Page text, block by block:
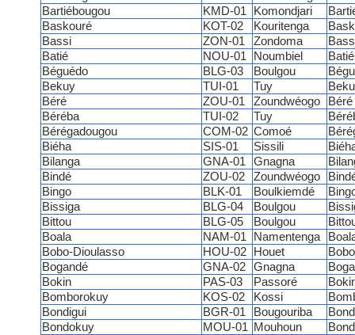
Bartiébougou
KMD-01 Komondjari
Baskouré
KOT-02 Kouritenga
Bassi
ZON-01 Zondoma
Batié
NOU-01 Noumbiel
Batié
Béguédo
BLG-03 Boulgou
Bekuy
TUI-01 Tuy
Béré
ZOU-01 Zoundwéogo
Béré
Béréba
TUI-02 Tuy
Bérégadougou
COM-02 Comoé
Biéha
SIS-01 Sissili
Bilanga
GNA-01 Gnagna
Bindé
ZOU-02 Zoundwéogo
Bingo
BLK-01 Boulkiemdé
Bissiga
BLG-04 Boulgou
Bittou
BLG-05 Boulgou
Boala
NAM-01 Namentenga
Bobo-Dioulasso
HOU-02 Houet
Bogandé
GNA-02 Gnagna
Bokin
PAS-03 Passoré
Bomborokuy
KOS-02 Kossi
Bondigui
BGR-01 Bougouriba
Bondokuy
MOU-01 Mouhoun